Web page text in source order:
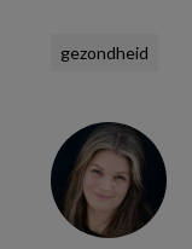
gezondheid